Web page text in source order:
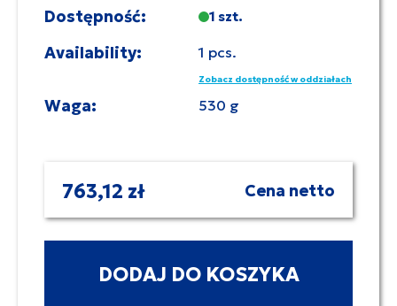
Dostępność: 1 szt.
Availability: 1 pcs.
Zobacz dostępność w oddziałach
Waga: 530 g
763,12 zł Cena netto
DODAJ DO KOSZYKA